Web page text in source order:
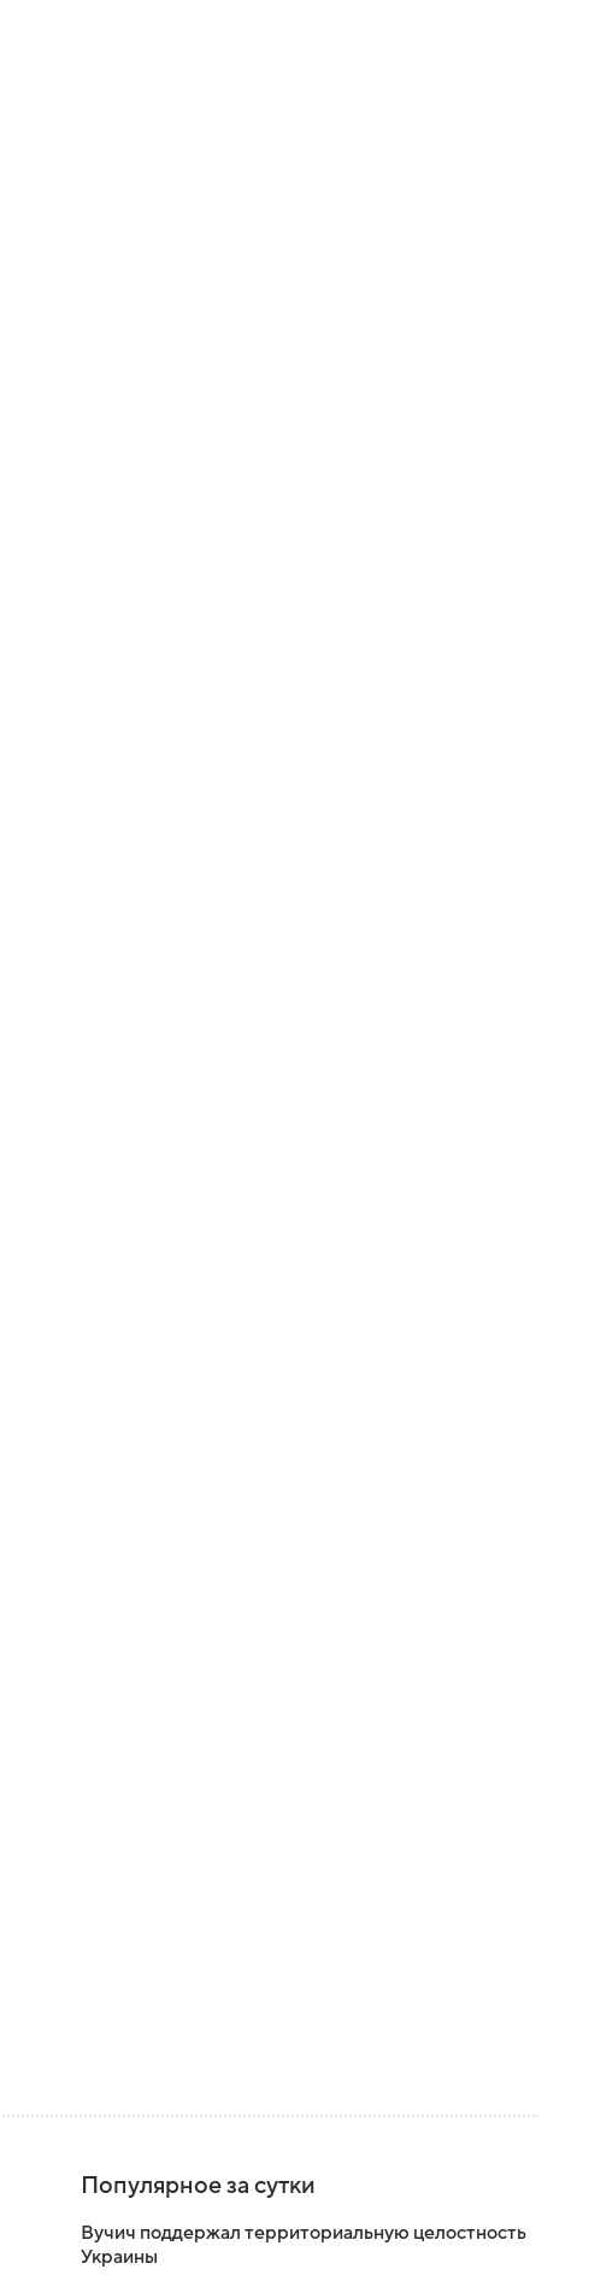
Популярное за сутки
Вучич поддержал территориальную целостность
Украины